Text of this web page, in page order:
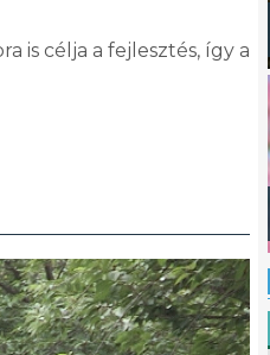
is célja a fejlesztés, így a